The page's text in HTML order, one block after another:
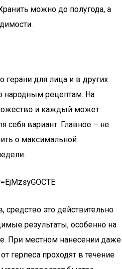
можно до полугода, а
для лица и в других
народным рецептам. На
и каждый может
себя вариант. Главное – не
о максимальной
это действительно
результаты, особенно на
При местном нанесении даже
герпеса проходят в течение